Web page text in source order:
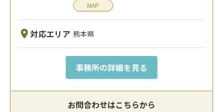
MAP
対応エリア 熊本県
事務所の詳細を見る
お問合わせはこちらから